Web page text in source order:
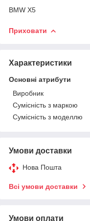
BMW X5
Приховати
Характеристики
Основні атрибути
Виробник
Сумісність з маркою
Сумісність з моделлю
Умови доставки
Нова Пошта
Всі умови доставки
Умови оплати